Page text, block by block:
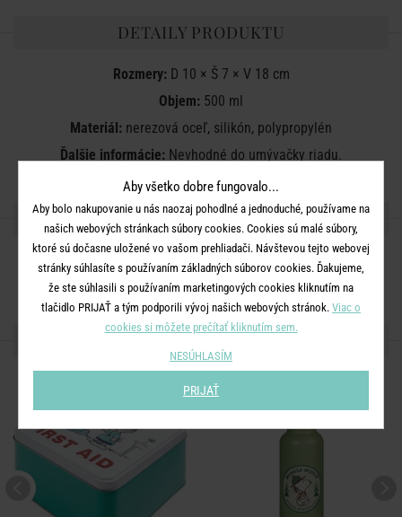
DETAILY PRODUKTU
Rozmery:D 10 × Š 7 × V 18 cm
Objem: 500 ml
Materiál: nerezová oceľ, silikón, polypropylén
Ďalšie informácie: Nevhodné do umývačky riadu.
ZDIEĽAJTE S PRIATEĽMI
ĎALŠIE PRODUKTY ZO SÉRIE
Aby všetko dobre fungovalo...
Aby bolo nakupovanie u nás naozaj pohodlné a jednoduché, používame na
našich webových stránkach súbory cookies. Cookies sú malé súbory,
ktoré sú dočasne uložené vo vašom prehliadači. Návštevou tejto webovej
stránky súhlasíte s používaním základných súborov cookies. Ďakujeme,
že ste súhlasili s používaním marketingových cookies kliknutím na
tlačidlo PRIJAŤ a tým podporili vývoj našich webových stránok. Viac o
cookies si môžete prečítať kliknutím sem.
NESÚHLASÍM
PRIJAŤ